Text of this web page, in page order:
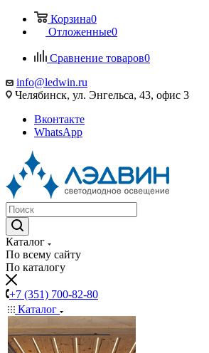
Корзина0
Отложенные0
Сравнение товаров0
info@ledwin.ru
Челябинск, ул. Энгельса, 43, офис 3
Вконтакте
WhatsApp
Каталог
По всему сайту
По каталогу
+7 (351) 700-82-80
Каталог